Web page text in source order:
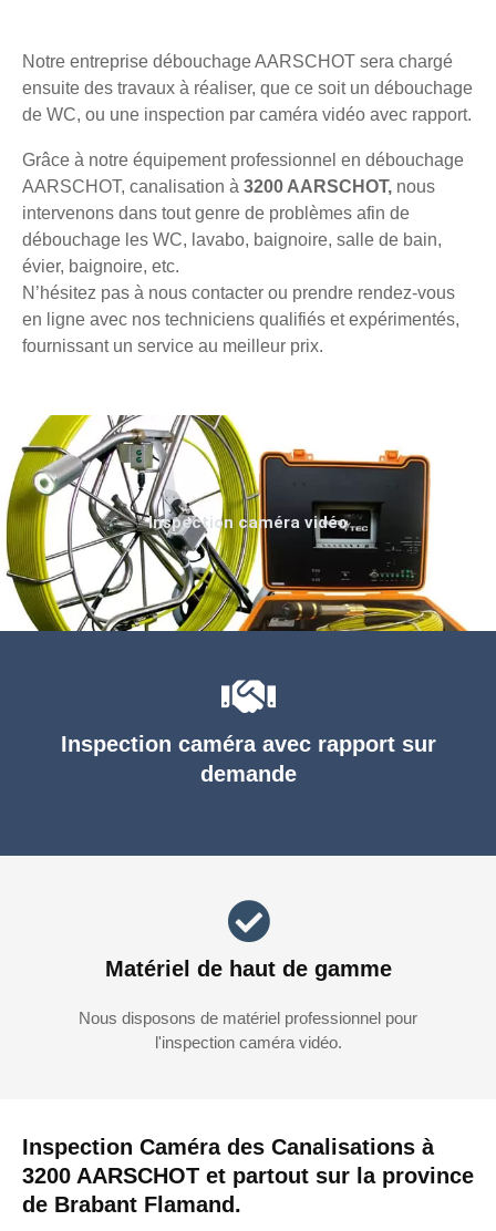
Notre entreprise débouchage AARSCHOT sera chargé
ensuite des travaux à réaliser, que ce soit un débouchage
de WC, ou une inspection par caméra vidéo avec rapport.
Grâce à notre équipement professionnel en débouchage
AARSCHOT, canalisation à 3200 AARSCHOT, nous
intervenons dans tout genre de problèmes afin de
débouchage les WC, lavabo, baignoire, salle de bain,
évier, baignoire, etc.
N’hésitez pas à nous contacter ou prendre rendez-vous
en ligne avec nos techniciens qualifiés et expérimentés,
fournissant un service au meilleur prix.
Inspection Caméra des Canalisations à
3200 AARSCHOT et partout sur la province
de Brabant Flamand.
Inspection caméra avec rapport sur
demande
Matériel de haut de gamme
Nous disposons de matériel professionnel pour
l'inspection caméra vidéo.
Inspection caméra vidéo